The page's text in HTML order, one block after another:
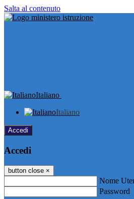
Salta al contenuto
Italiano
Italiano
Accedi
Accedi
button close ×
Nome
Password